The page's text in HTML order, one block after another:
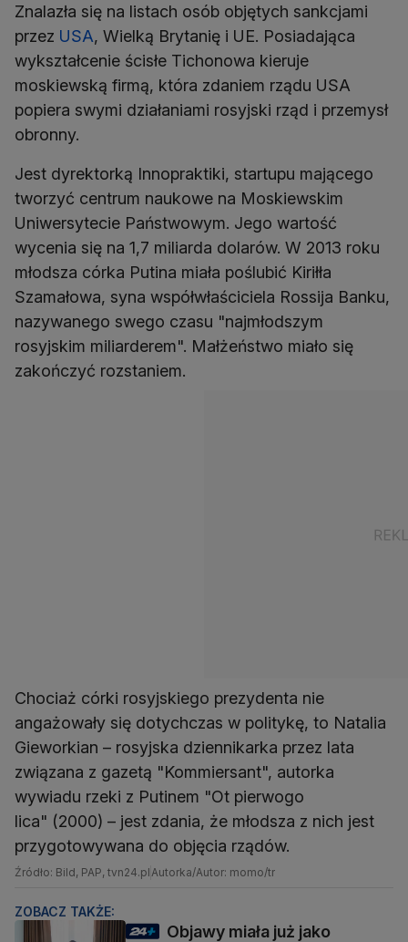
Znalazła się na listach osób objętych sankcjami
przez USA, Wielką Brytanię i UE. Posiadająca
wykształcenie ścisłe Tichonowa kieruje
moskiewską firmą, która zdaniem rządu USA
popiera swymi działaniami rosyjski rząd i przemysł
obronny.
Jest dyrektorką Innopraktiki, startupu mającego
tworzyć centrum naukowe na Moskiewskim
Uniwersytecie Państwowym. Jego wartość
wycenia się na 1,7 miliarda dolarów. W 2013 roku
młodsza córka Putina miała poślubić Kiriłła
Szamałowa, syna współwłaściciela Rossija Banku,
nazywanego swego czasu "najmłodszym
rosyjskim miliarderem". Małżeństwo miało się
zakończyć rozstaniem.
Chociaż córki rosyjskiego prezydenta nie
angażowały się dotychczas w politykę, to Natalia
Gieworkian – rosyjska dziennikarka przez lata
związana z gazetą "Kommiersant", autorka
wywiadu rzeki z Putinem "Ot pierwogo
lica" (2000) – jest zdania, że młodsza z nich jest
przygotowywana do objęcia rządów.
Źródło: Bild, PAP, tvn24.pl Autorka/Autor: momo/tr
ZOBACZ TAKŻE:
Objawy miała już jako